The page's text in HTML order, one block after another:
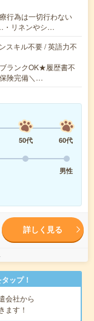
行為は一切行わない
・リネンやシ…
スキル不要 / 英語力不
ランクOK★履歴書不
険完備＼…
50代
60代
男性
詳しく見る
ップ！
会社から
ます！